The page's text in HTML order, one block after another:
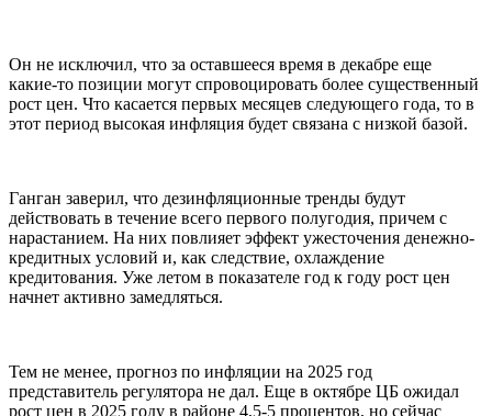
Он не исключил, что за оставшееся время в декабре еще
какие-то позиции могут спровоцировать более существенный
рост цен. Что касается первых месяцев следующего года, то в
этот период высокая инфляция будет связана с низкой базой.
Ганган заверил, что дезинфляционные тренды будут
действовать в течение всего первого полугодия, причем с
нарастанием. На них повлияет эффект ужесточения денежно-
кредитных условий и, как следствие, охлаждение
кредитования. Уже летом в показателе год к году рост цен
начнет активно замедляться.
Тем не менее, прогноз по инфляции на 2025 год
представитель регулятора не дал. Еще в октябре ЦБ ожидал
рост цен в 2025 году в районе 4,5-5 процентов, но сейчас